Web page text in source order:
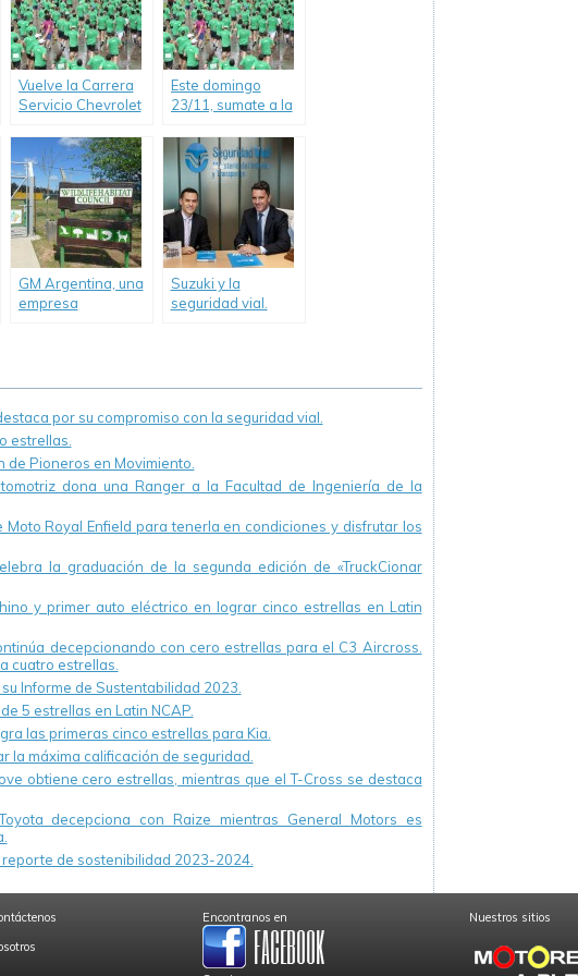
vehículos a
entidades
educativas en todo
el país
Vuelve la Carrera
Servicio Chevrolet
Este domingo
23/11, sumate a la
Servicio Chevrolet
10K en Buenos
Aires y participá
del sorteo de un
auto cero KM
GM Argentina, una
empresa
Ambiente
Suzuki y la
seguridad vial.
por su compromiso con la seguridad vial.
estrellas.
Pioneros en Movimiento.
dona una Ranger a la Facultad de Ingeniería de la
Royal Enfield para tenerla en condiciones y disfrutar los
la graduación de la segunda edición de «TruckCionar
y primer auto eléctrico en lograr cinco estrellas en Latin
decepcionando con cero estrellas para el C3 Aircross.
cuatro estrellas.
Informe de Sustentabilidad 2023.
5 estrellas en Latin NCAP.
las primeras cinco estrellas para Kia.
la máxima calificación de seguridad.
obtiene cero estrellas, mientras que el T-Cross se destaca
decepciona con Raize mientras General Motors es
de sostenibilidad 2023-2024.
Encontranos en Nuestros sitios